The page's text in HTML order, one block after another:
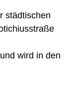
städtischen
wird in den